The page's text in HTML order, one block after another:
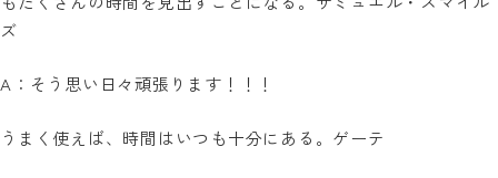
ズ
A：そう思い日々頑張ります！！！
うまく使えば、時間はいつも十分にある。ゲーテ